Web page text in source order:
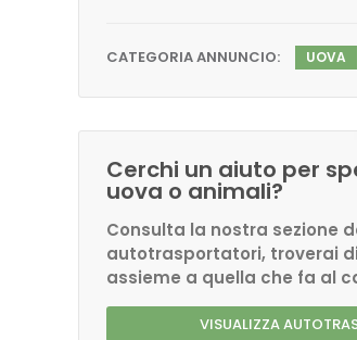
CATEGORIA ANNUNCIO: UOVA
Cerchi un aiuto per
uova o animali?
Consulta la nostra sezione
autotrasportatori, troverai
assieme a quella che fa al
VISUALIZZA